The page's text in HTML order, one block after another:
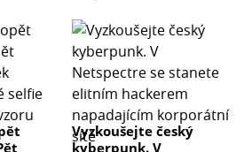
Vyzkoušejte český
kyberpunk. V